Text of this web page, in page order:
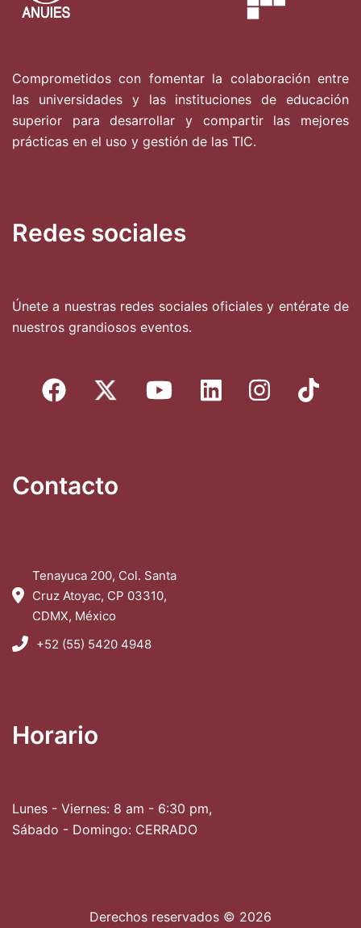
Comprometidos con fomentar la colaboración entre
las universidades y las instituciones de educación
superior para desarrollar y compartir las mejores
prácticas en el uso y gestión de las TIC.
Redes sociales
Únete a nuestras redes sociales oficiales y entérate de
nuestros grandiosos eventos.
Contacto
Tenayuca 200, Col. Santa
Cruz Atoyac, CP 03310,
CDMX, México
+52 (55) 5420 4948
Horario
Lunes - Viernes: 8 am - 6:30 pm,
Sábado - Domingo: CERRADO
Derechos reservados © 2026